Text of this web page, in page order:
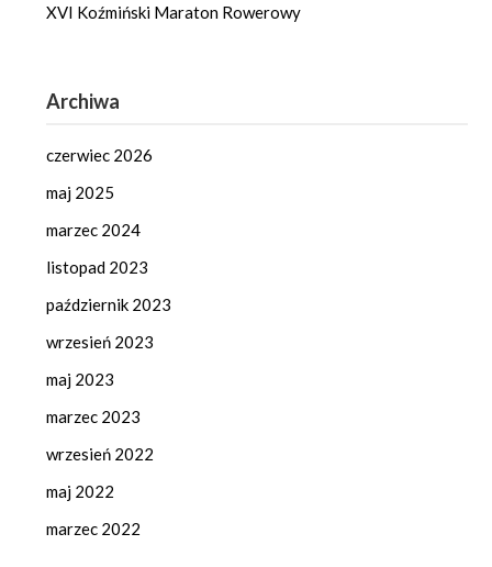
XVI Koźmiński Maraton Rowerowy
Archiwa
czerwiec 2026
maj 2025
marzec 2024
listopad 2023
październik 2023
wrzesień 2023
maj 2023
marzec 2023
wrzesień 2022
maj 2022
marzec 2022